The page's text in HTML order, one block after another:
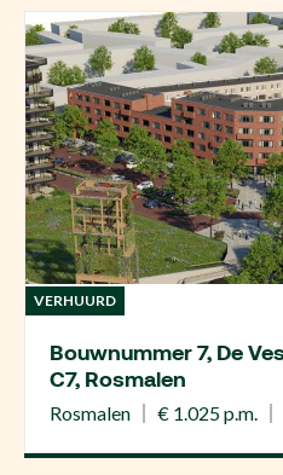
VERHUURD
Bouwnummer 7, De
C7, Rosmalen
Rosmalen € 1.025 p.m.